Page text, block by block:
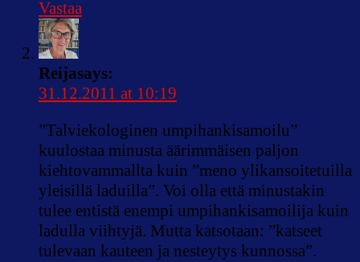
Vastaa
Reijasays:
31.12.2011 at 10:19
”Talviekologinen umpihankisamoilu”
kuulostaa minusta äärimmäisen paljon
kiehtovammallta kuin ”meno ylikansoitetuilla
yleisillä laduilla”. Voi olla että minustakin
tulee entistä enempi umpihankisamoilija kuin
ladulla viihtyjä. Mutta katsotaan: ”katseet
tulevaan kauteen ja nesteytys kunnossa”.